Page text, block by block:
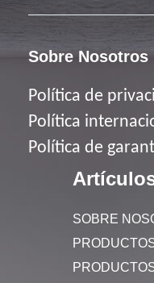
Sobre Nosotros
Política de
Política
Política de
SOBRE